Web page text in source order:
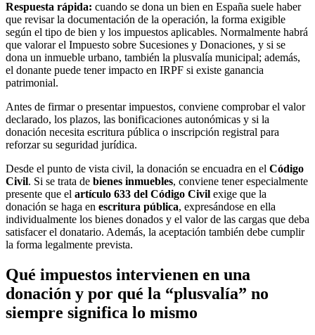
Respuesta rápida: cuando se dona un bien en España suele haber
que revisar la documentación de la operación, la forma exigible
según el tipo de bien y los impuestos aplicables. Normalmente habrá
que valorar el Impuesto sobre Sucesiones y Donaciones, y si se
dona un inmueble urbano, también la plusvalía municipal; además,
el donante puede tener impacto en IRPF si existe ganancia
patrimonial.
Antes de firmar o presentar impuestos, conviene comprobar el valor
declarado, los plazos, las bonificaciones autonómicas y si la
donación necesita escritura pública o inscripción registral para
reforzar su seguridad jurídica.
Desde el punto de vista civil, la donación se encuadra en el Código
Civil. Si se trata de bienes inmuebles, conviene tener especialmente
presente que el artículo 633 del Código Civil exige que la
donación se haga en escritura pública, expresándose en ella
individualmente los bienes donados y el valor de las cargas que deba
satisfacer el donatario. Además, la aceptación también debe cumplir
la forma legalmente prevista.
Qué impuestos intervienen en una
donación y por qué la “plusvalía” no
siempre significa lo mismo